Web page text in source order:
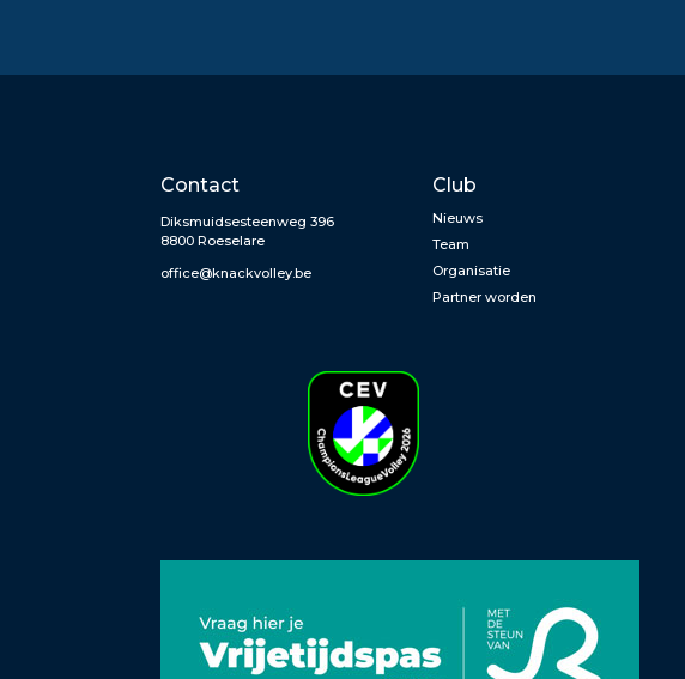
Contact
Diksmuidsesteenweg 396
8800 Roeselare
office@knackvolley.be
Club
Nieuws
Team
Organisatie
Partner worden